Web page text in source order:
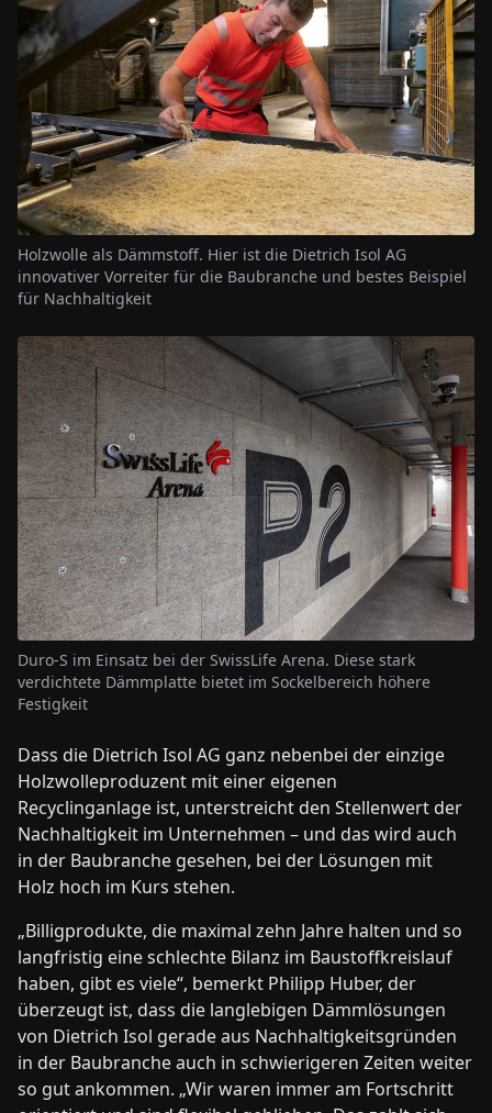
Holzwolle als Dämmstoff. Hier ist die Dietrich Isol AG
innovativer Vorreiter für die Baubranche und bestes Beispiel
für Nachhaltigkeit
Duro-S im Einsatz bei der SwissLife Arena. Diese stark
verdichtete Dämmplatte bietet im Sockelbereich höhere
Festigkeit
Dass die Dietrich Isol AG ganz nebenbei der einzige
Holzwolleproduzent mit einer eigenen
Recyclinganlage ist, unterstreicht den Stellenwert der
Nachhaltigkeit im Unternehmen – und das wird auch
in der Baubranche gesehen, bei der Lösungen mit
Holz hoch im Kurs stehen.
„Billigprodukte, die maximal zehn Jahre halten und so
langfristig eine schlechte Bilanz im Baustoffkreislauf
haben, gibt es viele“, bemerkt Philipp Huber, der
überzeugt ist, dass die langlebigen Dämmlösungen
von Dietrich Isol gerade aus Nachhaltigkeitsgründen
in der Baubranche auch in schwierigeren Zeiten weiter
so gut ankommen. „Wir waren immer am Fortschritt